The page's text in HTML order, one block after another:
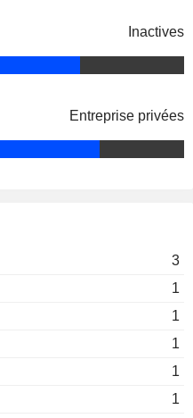
Inactives
Entreprise privées
3
1
1
1
1
1